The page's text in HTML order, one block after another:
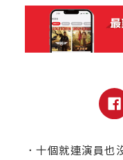
． 十個就連演員也